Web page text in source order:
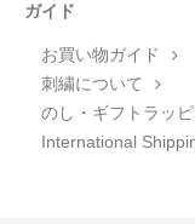
ガイド
お買い物ガイド
刺繍について
のし・ギフトラッ
International